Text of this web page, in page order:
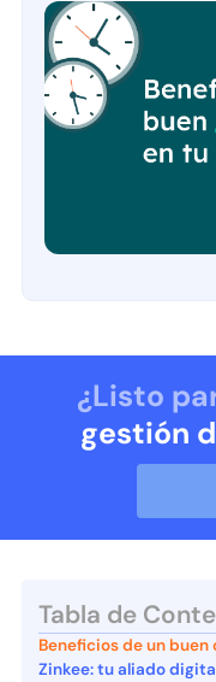
¿Listo
gestión
Tabla de
Beneficios de un
Zinkee: tu aliado